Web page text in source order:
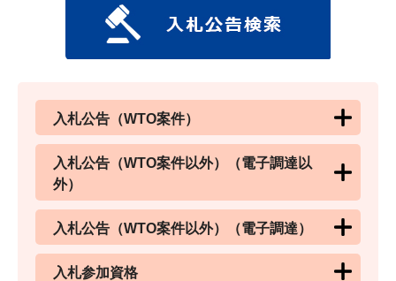
入札公告（WTO案件）
入札公告（WTO案件以外）（電子調達以
外）
入札公告（WTO案件以外）（電子調達）
入札参加資格